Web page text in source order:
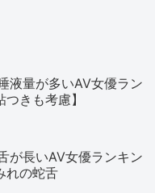
液量が多いAV女優ラン
きも考慮】
が長いAV女優ランキン
れの蛇舌